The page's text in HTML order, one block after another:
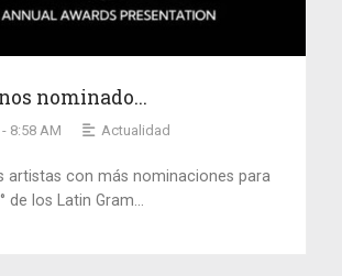
nominado...
8:58 AM Actualidad
artistas con más nominaciones para
de los Latin Gram...